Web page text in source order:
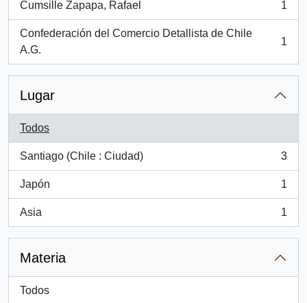
Cumsille Zapapa, Rafael
, 1 resultados
1
Confederación del Comercio Detallista de Chile
A.G.
, 1 resultados
1
Lugar
Todos
Santiago (Chile : Ciudad)
, 3 resultados
3
Japón
, 1 resultados
1
Asia
, 1 resultados
1
Materia
Todos